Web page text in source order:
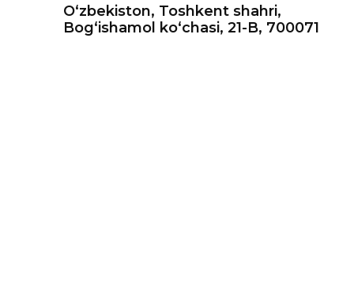
O‘zbekiston, Toshkent shahri,
Bog‘ishamol ko‘chasi, 21-B, 700071